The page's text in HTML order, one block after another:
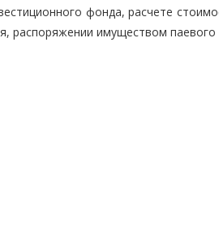
фонда, расчете
распоряжении имуществом